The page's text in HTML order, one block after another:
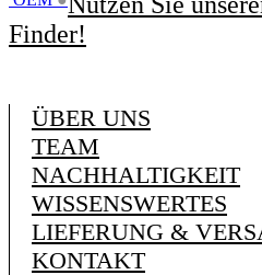
Finder!
ÜBER UNS
TEAM
NACHHALTIGKEIT
WISSENSWERTES
LIEFERUNG &
KONTAKT